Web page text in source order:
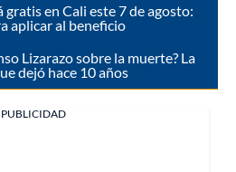
gratis en Cali este 7 de agosto:
aplicar al beneficio
Lizarazo sobre la muerte? La
dejó hace 10 años
PUBLICIDAD